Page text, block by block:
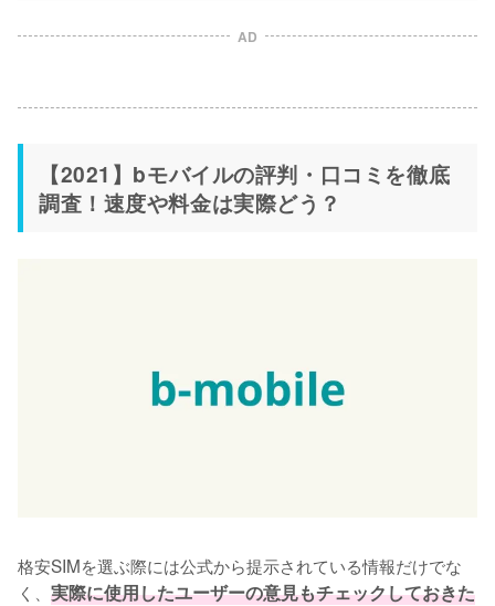
AD
【2021】bモバイルの評判・口コミを徹底
調査！速度や料金は実際どう？
格安SIMを選ぶ際には公式から提示されている情報だけでな
く、 実際に使用したユーザーの意見もチェックしておきた